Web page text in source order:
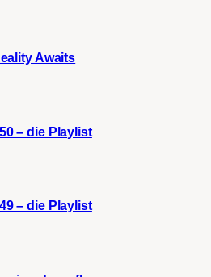
Awaits
– die Playlist
– die Playlist